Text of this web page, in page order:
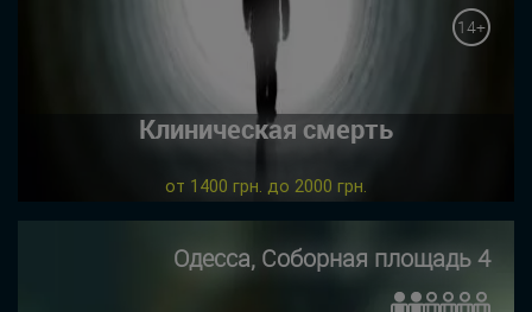
14+
Клиническая смерть
от 1400 грн. до 2000 грн.
Одесса, Соборная площадь 4